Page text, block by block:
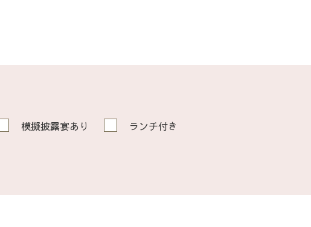
模擬披露宴あり ランチ付き